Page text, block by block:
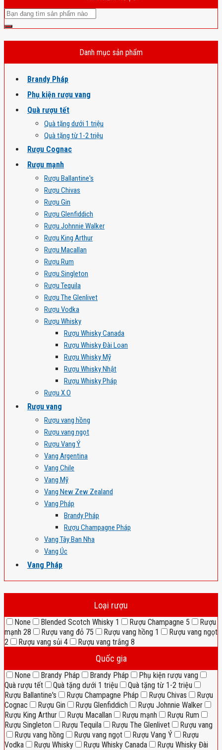
Danh mục sản phẩm
Brandy Pháp
Phụ kiện rượu vang
Quà rượu tết
Quà tặng dưới 1 triệu
Quà tặng từ 1-2 triệu
Rượu Cognac
Rượu mạnh
Rượu Ballantine's
Rượu Chivas
Rượu Gin
Rượu Glenfiddich
Rượu Johnnie Walker
Rượu King Arthur
Rượu Macallan
Rượu Rum
Rượu Singleton
Rượu Tequila
Rượu The Glenlivet
Rượu Vodka
Rượu Whisky
Rượu Whisky Canada
Rượu Whisky Đài Loan
Rượu Whisky Mỹ
Rượu Whisky Nhật
Rượu Whisky Pháp
Rượu X.O
Rượu vang
Rượu vang hồng
Rượu vang ngọt
Rượu Vang Ý
Vang Argentina
Vang Chile
Vang Mỹ
Vang New Zew Zealand
Vang Pháp
Brandy Pháp
Rượu Champagne Pháp
Vang Tây Ban Nha
Vang Úc
Vang Pháp
Loại rượu
None Blended Scotch Whisky 1 Rượu Champagne 5
Rượu
mạnh 28 Rượu vang đỏ 75 Rượu vang hồng 1
Rượu vang ngọt
2
Rượu vang sủi 4 Rượu vang trắng 8
Quốc gia
None Brandy Pháp Brandy Pháp
Phụ kiện rượu vang
Quà rượu tết
Quà tặng dưới 1 triệu
Quà tặng từ 1-2 triệu
Rượu Ballantine's
Rượu Champagne Pháp Rượu Chivas
Rượu
Cognac
Rượu Gin Rượu Glenfiddich
Rượu Johnnie Walker
Rượu King Arthur
Rượu Macallan Rượu mạnh
Rượu Rum
Rượu Singleton
Rượu Tequila Rượu The Glenlivet
Rượu vang
Rượu vang hồng
Rượu vang ngọt Rượu Vang Ý
Rượu
Vodka
Rượu Whisky Rượu Whisky Canada Rượu Whisky Đài